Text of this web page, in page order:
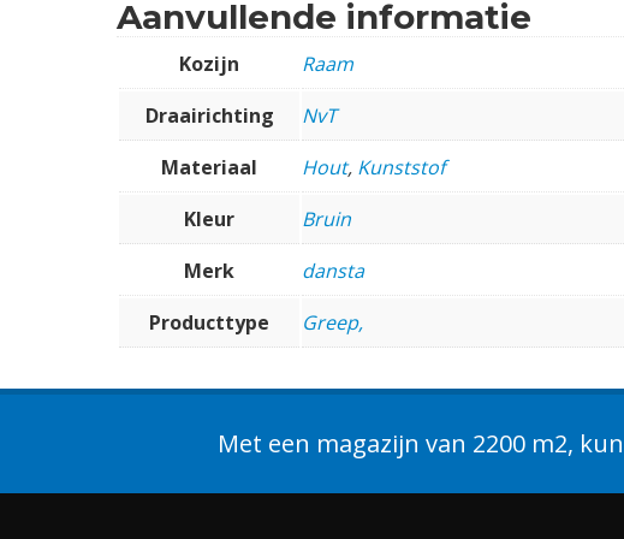
Aanvullende informatie
Kozijn
Raam
Draairichting
NvT
Materiaal
Hout, Kunststof
Kleur
Bruin
Merk
dansta
Producttype
Greep,
Met een magazijn van 2200 m2,